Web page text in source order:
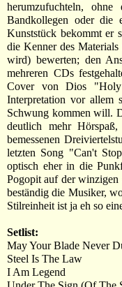
herumzufuchteln,
Bandkollegen oder die
Kunststück bekommt er
die Kenner des
wird) bewerten; den
mehreren CDs
Cover von Dios "Holy
Interpretation vor allem
Schwung kommen will.
deutlich mehr
bemessenen
letzten Song "Can't
optisch eher in die
Pogopit auf der winzigen
beständig die Musiker,
Stilreinheit ist ja eh so
Setlist:
May Your Blade Never
Steel Is The Law
I Am Legend